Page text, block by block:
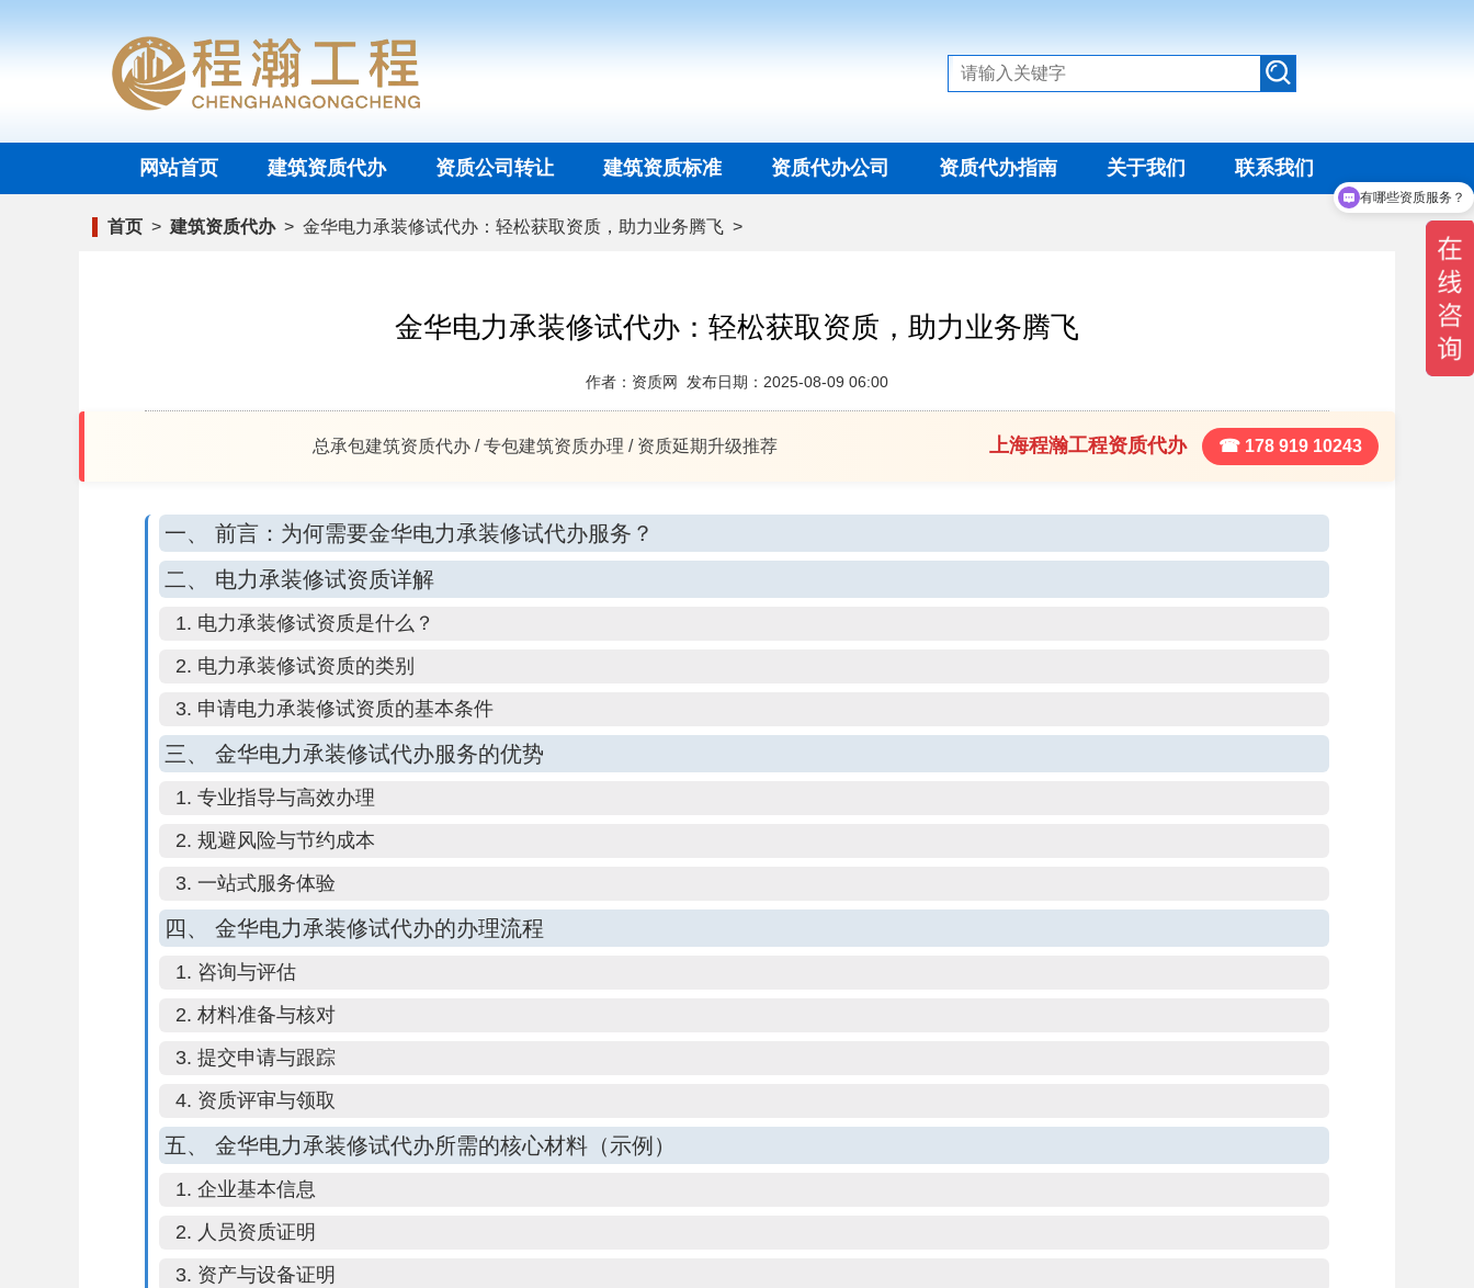
网站首页 建筑资质代办 资质公司转让 建筑资质标准 资质代办公司 资质代办指南 关于我们 联系我们
首页 > 建筑资质代办> 金华电力承装修试代办：轻松获取资质，助力业务腾飞 >
金华电力承装修试代办：轻松获取资质，助力业务腾飞
作者：资质网 发布日期：2025-08-09 06:00
总承包建筑资质代办 / 专包建筑资质办理 / 资质延期升级推荐 上海程瀚工程资质代办 ☎ 178 919 10243
一、 前言：为何需要金华电力承装修试代办服务？
二、 电力承装修试资质详解
1. 电力承装修试资质是什么？
2. 电力承装修试资质的类别
3. 申请电力承装修试资质的基本条件
三、 金华电力承装修试代办服务的优势
1. 专业指导与高效办理
2. 规避风险与节约成本
3. 一站式服务体验
四、 金华电力承装修试代办的办理流程
1. 咨询与评估
2. 材料准备与核对
3. 提交申请与跟踪
4. 资质评审与领取
五、 金华电力承装修试代办所需的核心材料（示例）
1. 企业基本信息
2. 人员资质证明
3. 资产与设备证明
有哪些资质服务？